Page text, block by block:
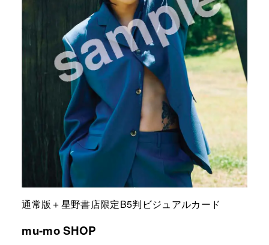
通常版＋星野書店限定B5判ビジュアルカード
mu-mo SHOP